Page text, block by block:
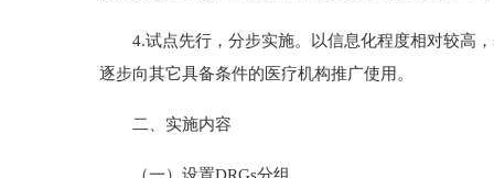
4.试点先行，分步实施。以信息化程度相对较高，
逐步向其它具备条件的医疗机构推广使用。
二、实施内容